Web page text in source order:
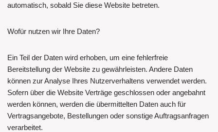
automatisch, sobald Sie diese Website betreten.
Wofür nutzen wir Ihre Daten?
Ein Teil der Daten wird erhoben, um eine fehlerfreie
Bereitstellung der Website zu gewährleisten. Andere Daten
können zur Analyse Ihres Nutzerverhaltens verwendet werden.
Sofern über die Website Verträge geschlossen oder angebahnt
werden können, werden die übermittelten Daten auch für
Vertragsangebote, Bestellungen oder sonstige Auftragsanfragen
verarbeitet.